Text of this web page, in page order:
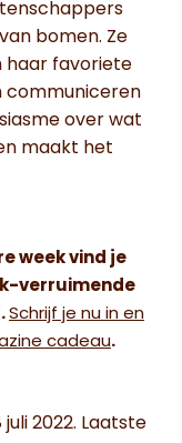
bomen. Ze
haar favoriete
communiceren
over wat
maakt het
week vind je
verruimende
Schrijf je nu in en
cadeau.
2022. Laatste